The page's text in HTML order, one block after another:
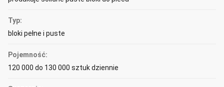
Typ:
bloki pełne i puste
Pojemność:
120 000 do 130 000 sztuk dziennie